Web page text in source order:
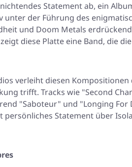
Statement ab, ein
unter der Führung des
und Doom Metals
zeigt diese Platte eine Band, die
verleiht diesen
trifft. Tracks wie "Second
"Saboteur" und "Longing For
Statement über